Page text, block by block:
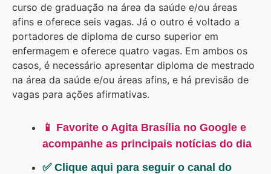
curso de graduação na área da saúde e/ou áreas
afins e oferece seis vagas. Já o outro é voltado a
portadores de diploma de curso superior em
enfermagem e oferece quatro vagas. Em ambos os
casos, é necessário apresentar diploma de mestrado
na área da saúde e/ou áreas afins, e há previsão de
vagas para ações afirmativas.
📱 Favorite o Agita Brasília no Google e
acompanhe as principais notícias do dia
✅ Clique aqui para seguir o canal do